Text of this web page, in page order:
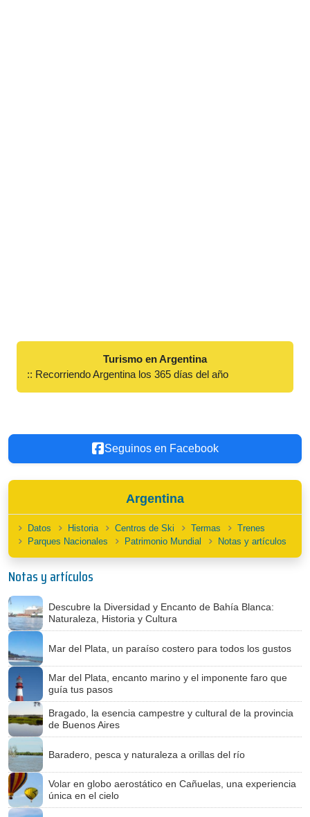
Turismo en Argentina
:: Recorriendo Argentina los 365 días del año
Seguinos en Facebook
Argentina
Datos Historia Centros de Ski Termas
Trenes
Parques Nacionales
Patrimonio Mundial Notas y artículos
Notas y artículos
Descubre la Diversidad y Encanto de Bahía Blanca:
Naturaleza, Historia y Cultura
Mar del Plata, un paraíso costero para todos los gustos
Mar del Plata, encanto marino y el imponente faro que
guía tus pasos
Bragado, la esencia campestre y cultural de la provincia
de Buenos Aires
Baradero, pesca y naturaleza a orillas del río
Volar en globo aerostático en Cañuelas, una experiencia
única en el cielo